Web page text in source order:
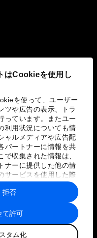
はCookieを使用し
を使って、ユーザー
ツや広告の表示、トラ
っています。またユー
利用状況についても情
ャルメディアや広告配
パートナーに情報を共
で収集された情報は、
ナーに提供した他の情
サービスを使用した際
組み合わされ、各パー
されることがありま
て許可
タム化
拒否
と利用規約
プ